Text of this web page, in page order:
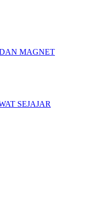
MAGNET
SEJAJAR